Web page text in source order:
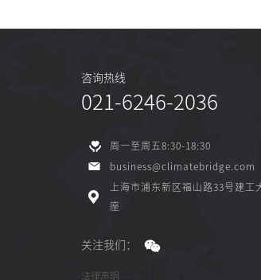
咨询热线
021-6246-2036
周一至周五8:30-18:30
business@climatebridge.com
上海市浦东新区福山路33号建工
座
关注我们：
法律声明